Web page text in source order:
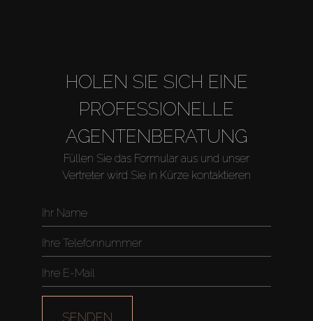
Kaufen
Miete
Verkaufen
HOLEN SIE SICH EINE
PROFESSIONELLE
AGENTENBERATUNG
Füllen Sie das Formular aus und unser
Vertreter wird Sie in Kürze kontaktieren
SENDEN